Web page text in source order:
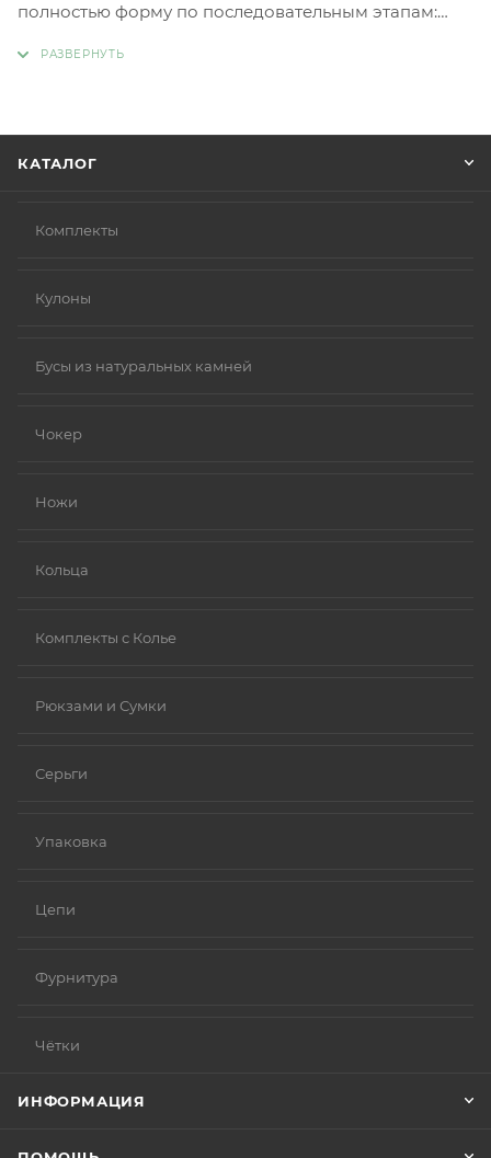
полностью форму по последовательным этапам:
КАТАЛОГ
Комплекты
Кулоны
Бусы из натуральных камней
Чокер
Ножи
Кольца
Комплекты с Колье
Рюкзами и Сумки
Серьги
Упаковка
Цепи
Фурнитура
Чётки
ИНФОРМАЦИЯ